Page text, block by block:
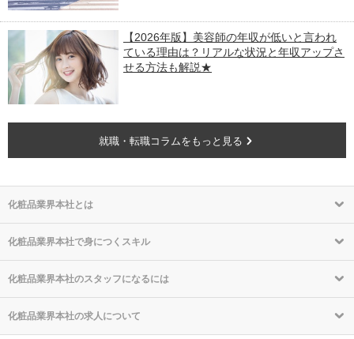
【2026年版】美容師の年収が低いと言われ
ている理由は？リアルな状況と年収アップさ
せる方法も解説★
就職・転職コラムをもっと見る
化粧品業界本社とは
化粧品業界本社で身につくスキル
化粧品業界本社のスタッフになるには
化粧品業界本社の求人について